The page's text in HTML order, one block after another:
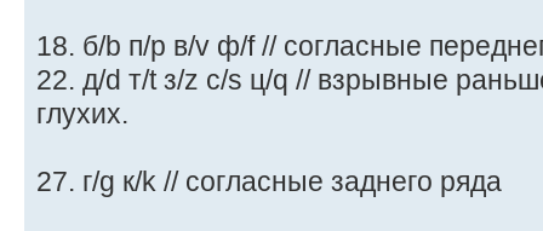
18. б/b п/p в/v ф/f // согласные
22. д/d т/t з/z с/s ц/q // взрывные
глухих.
27. г/g к/k // согласные заднего ряда